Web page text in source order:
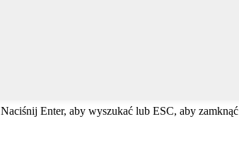
Naciśnij Enter, aby wyszukać lub ESC, aby zamknąć